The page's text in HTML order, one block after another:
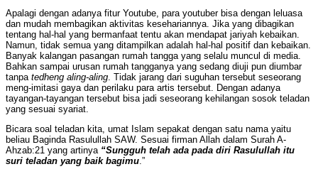
Apalagi dengan adanya fitur Youtube, para youtuber bisa dengan leluasa
dan mudah membagikan aktivitas kesehariannya. Jika yang dibagikan
tentang hal-hal yang bermanfaat tentu akan mendapat jariyah kebaikan.
Namun, tidak semua yang ditampilkan adalah hal-hal positif dan kebaikan.
Banyak kalangan pasangan rumah tangga yang selalu muncul di media.
Bahkan sampai urusan rumah tangganya yang sedang diuji pun diumbar
tanpa tedheng aling-aling. Tidak jarang dari suguhan tersebut seseorang
meng-imitasi gaya dan perilaku para artis tersebut. Dengan adanya
tayangan-tayangan tersebut bisa jadi seseorang kehilangan sosok teladan
yang sesuai syariat.
Bicara soal teladan kita, umat Islam sepakat dengan satu nama yaitu
beliau Baginda Rasulullah SAW. Sesuai firman Allah dalam Surah A-
Ahzab:21 yang artinya “Sungguh telah ada pada diri Rasulullah itu
suri teladan yang baik bagimu.”